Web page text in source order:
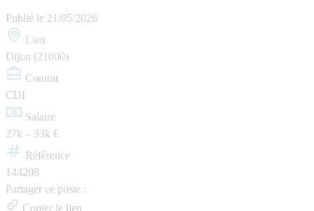
Publié le 21/05/2026
Lieu
Dijon (21000)
Contrat
CDI
Salaire
27k – 33k €
Référence
144208
Partager ce poste :
Copier le lien